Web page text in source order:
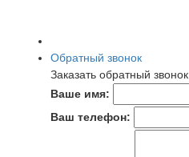
Обратный звонок
Заказать обратный звонок
Ваше имя:
Ваш телефон: